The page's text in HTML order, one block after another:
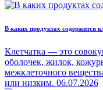
В каких продуктах содержится
Клетчатка — это
оболочек, жилок,
межклеточного
или низким. 06.07.2026